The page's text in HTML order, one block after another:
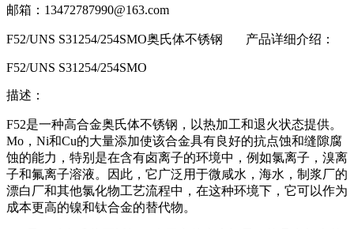
邮箱：13472787990@163.com
F52/UNS S31254/254SMO奥氏体不锈钢 产品详细介绍：
F52/UNS S31254/254SMO
描述：
F52是一种高合金奥氏体不锈钢，以热加工和退火状态提供。
Mo，Ni和Cu的大量添加使该合金具有良好的抗点蚀和缝隙腐
蚀的能力，特别是在含有卤离子的环境中，例如氯离子，溴离
子和氟离子溶液。因此，它广泛用于微咸水，海水，制浆厂的
漂白厂和其他氯化物工艺流程中，在这种环境下，它可以作为
成本更高的镍和钛合金的替代物。